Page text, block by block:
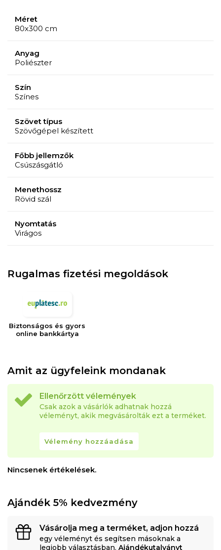
porszívózás és szőnyegsamponnal vagy habbal
történő tisztítás.
Méret
80x300 cm
Anyag
Poliészter
Szín
Színes
Szövet típus
Szövőgépel készített
Főbb jellemzők
Csúszásgátló
Menethossz
Rövid szál
Nyomtatás
Virágos
Rugalmas fizetési megoldások
Biztonságos és gyors
online bankkártya
Amit az ügyfeleink mondanak
Ellenőrzött vélemények
Csak azok a vásárlók adhatnak hozzá
véleményt, akik megvásárolták ezt a terméket.
Vélemény hozzáadása
Nincsenek értékelések.
Ajándék 5% kedvezmény
Vásárolja meg a terméket, adjon hozzá
egy véleményt és segítsen másoknak a
legjobb választásban. Ajándékutalványt